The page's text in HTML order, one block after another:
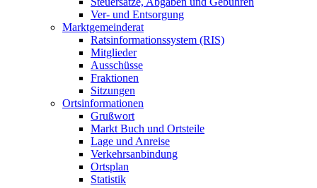
Ver- und Entsorgung
Marktgemeinderat
Ratsinformationssystem (RIS)
Mitglieder
Ausschüsse
Fraktionen
Sitzungen
Ortsinformationen
Grußwort
Markt Buch und Ortsteile
Lage und Anreise
Verkehrsanbindung
Ortsplan
Statistik